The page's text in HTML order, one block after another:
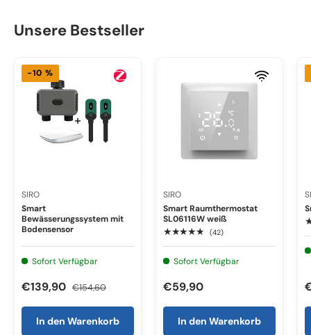
Unsere Bestseller
-10 %
SIRO
Smart
Bewässerungssystem mit
Bodensensor
Sofort Verfügbar
€139,90 €154,60
In den Warenkorb
SIRO
Smart Raumthermostat
SL06116W weiß
★★★★★ (42)
Sofort Verfügbar
€59,90
In den Warenkorb